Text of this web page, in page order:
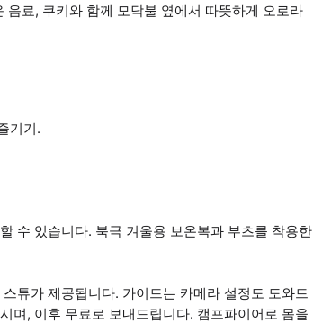
료, 쿠키와 함께 모닥불 옆에서 따뜻하게 오로라
기기.
수 있습니다. 북극 겨울용 보온복과 부츠를 착용한
튜가 제공됩니다. 가이드는 카메라 설정도 도와드
며, 이후 무료로 보내드립니다. 캠프파이어로 몸을